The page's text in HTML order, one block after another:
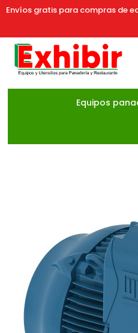
Envíos gratis para compras de
Equipos